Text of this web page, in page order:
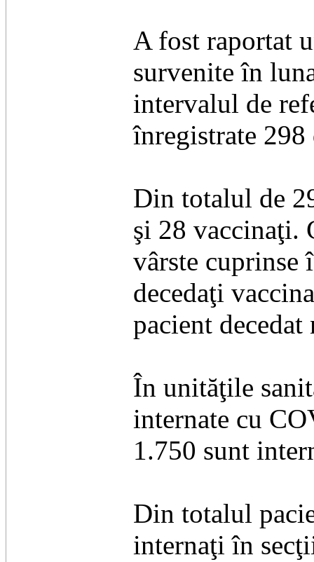
A fost raportat
survenite în
intervalul de
înregistrate 298
Din totalul de
şi 28 vaccinaţi.
vârste cuprinse
decedaţi
pacient
În unităţile
internate cu
1.750 sunt
Din totalul
internaţi în